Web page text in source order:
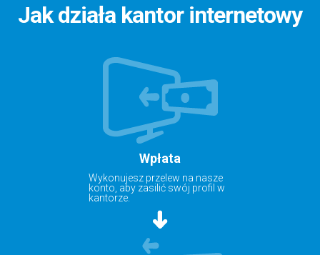
Jak działa kantor internetowy
Wpłata
Wykonujesz przelew na nasze
konto, aby zasilić swój profil w
kantorze.